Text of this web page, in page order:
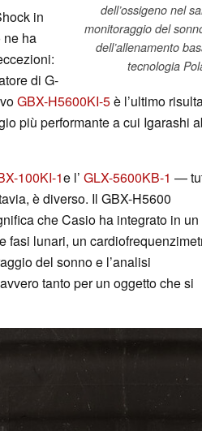
dell’ossigeno nel
monitoraggio del
dell’allenamento
tecnologia
in
ne ha
di G-
GBX-H5600KI-5è l’ultimo
più performante a cui Igarashi
100KI-1e l’ GLX-5600KB-1 —
è diverso. Il GBX-H5600
che Casio ha integrato in un
fasi lunari, un
del sonno e l’analisi
tanto per un oggetto che si